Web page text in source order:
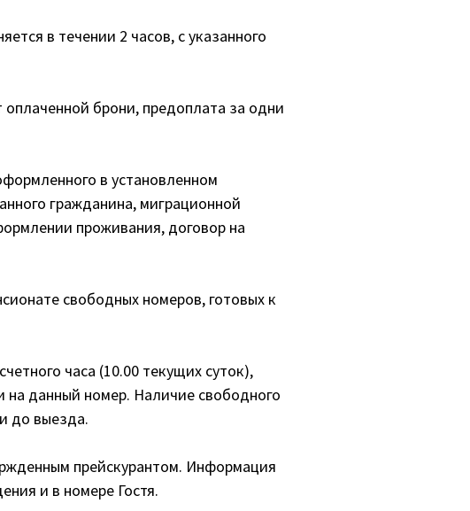
в течении 2 часов, с указанного
брони, предоплата за одни
в установленном
гражданина, миграционной
проживания, договор на
свободных номеров, готовых к
часа (10.00 текущих суток),
на данный номер. Наличие свободного
до выезда.
прейскурантом. Информация
и в номере Гостя.